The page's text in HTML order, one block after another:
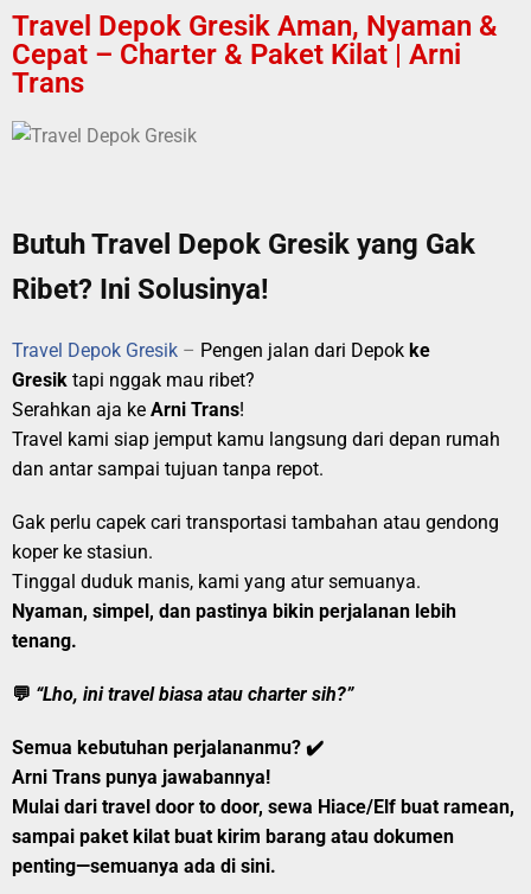
Travel Depok Gresik Aman, Nyaman &
Cepat – Charter & Paket Kilat | Arni
Trans
Butuh Travel Depok Gresik yang Gak
Ribet? Ini Solusinya!
Travel Depok Gresik – Pengen jalan dari Depok ke
Gresik tapi nggak mau ribet?
Serahkan aja ke Arni Trans!
Travel kami siap jemput kamu langsung dari depan rumah
dan antar sampai tujuan tanpa repot.
Gak perlu capek cari transportasi tambahan atau gendong
koper ke stasiun.
Tinggal duduk manis, kami yang atur semuanya.
Nyaman, simpel, dan pastinya bikin perjalanan lebih
tenang.
💬 “Lho, ini travel biasa atau charter sih?”
Semua kebutuhan perjalananmu? ✔️
Arni Trans punya jawabannya!
Mulai dari travel door to door, sewa Hiace/Elf buat ramean,
sampai paket kilat buat kirim barang atau dokumen
penting—semuanya ada di sini.